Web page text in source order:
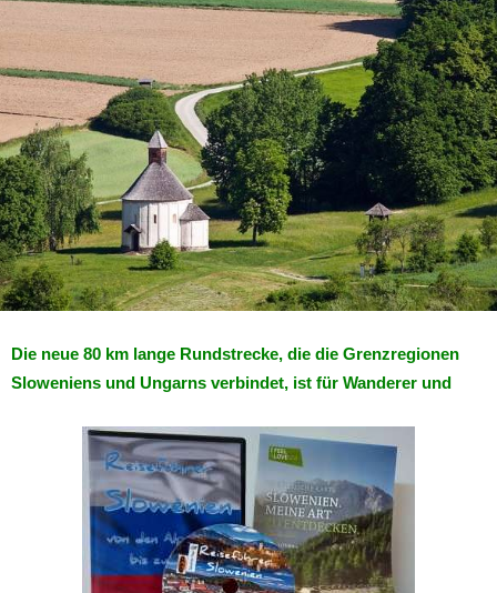
Die neue 80 km lange Rundstrecke, die die Grenzregionen
Sloweniens und Ungarns verbindet, ist für Wanderer und